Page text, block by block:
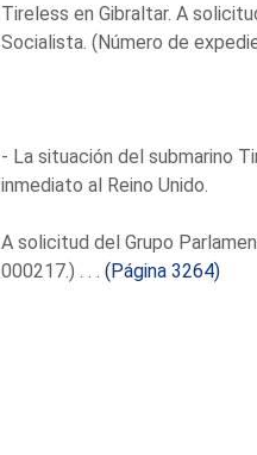
Tireless en Gibraltar. A
Socialista. (Número de
- La situación del submarino
inmediato al Reino Unido.
A solicitud del Grupo
000217.) . . . (Página 3264)